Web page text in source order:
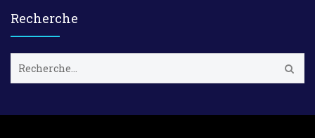
Recherche
c
e